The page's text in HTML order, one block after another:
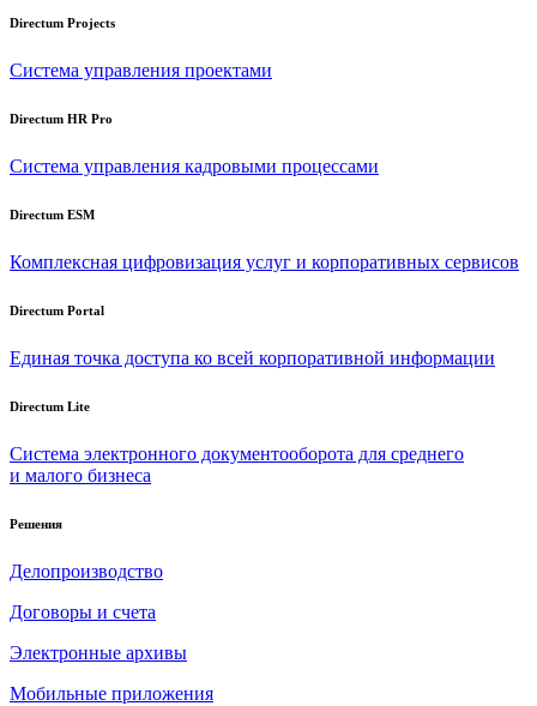
Directum Projects
Система управления проектами
Directum HR Pro
Система управления кадровыми процессами
Directum ESM
Комплексная цифровизация услуг и корпоративных сервисов
Directum Portal
Единая точка доступа ко всей корпоративной информации
Directum Lite
Система электронного документооборота для среднего
и малого бизнеса
Решения
Делопроизводство
Договоры и счета
Электронные архивы
Мобильные приложения